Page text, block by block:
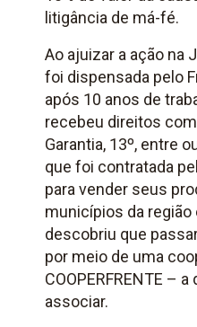
litigância de má-fé.
Ao ajuizar a ação na
foi dispensada pelo
após 10 anos de
recebeu direitos
Garantia, 13º, entre
que foi contratada
para vender seus
municípios da região
descobriu que
por meio de uma
COOPERFRENTE –
associar.